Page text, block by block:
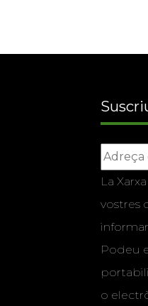
La
vostres
Podeu
o